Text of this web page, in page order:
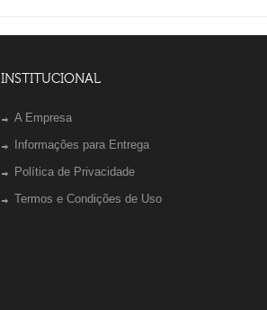
INSTITUCIONAL
A Empresa
Informações para Entrega
Política de Privacidade
Termos e Condições de Uso